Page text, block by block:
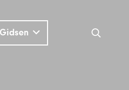
Gidsen